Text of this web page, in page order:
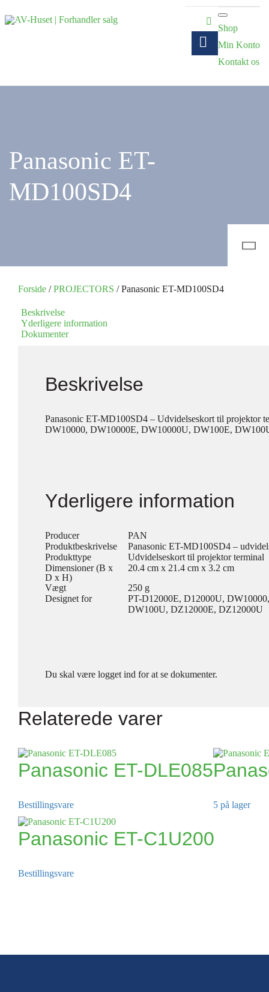
Shop
Min Konto
Kontakt os
Panasonic ET-
MD100SD4
Forside /PROJECTORS / Panasonic ET-MD100SD4
Beskrivelse
Yderligere information
Dokumenter
Beskrivelse
Panasonic ET-MD100SD4 – Udvidelseskort til projektor
DW10000, DW10000E, DW10000U, DW100E,
Yderligere information
Producer
PAN
Produktbeskrivelse
Panasonic ET-MD100SD4 –
Produkttype
Udvidelseskort til projektor terminal
Dimensioner (B x
D x H)
20.4 cm x 21.4 cm x 3.2 cm
Vægt
250 g
Designet for
PT-D12000E, D12000U,
DW100U, DZ12000E, DZ12000U
Du skal være logget ind for at se dokumenter.
Relaterede varer
Panasonic ET-DLE085
Bestillingsvare 5 på lager
Panasonic ET-C1U200
Bestillingsvare